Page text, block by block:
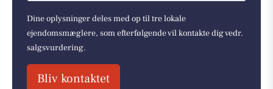
Dine oplysninger deles med op til tre lokale
ejendomsmæglere, som efterfølgende vil kontakte dig vedr.
salgsvurdering.
Bliv kontaktet